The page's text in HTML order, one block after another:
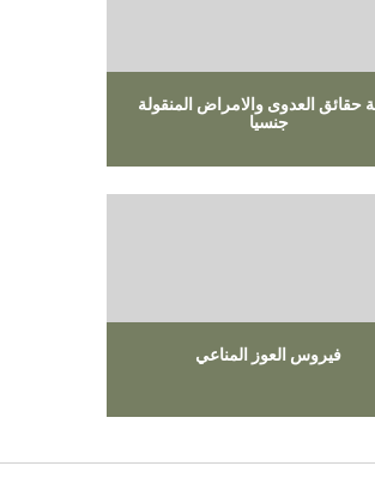
حقائق العدوى والامراض المنقولة
جنسيا
فيروس العوز المناعي